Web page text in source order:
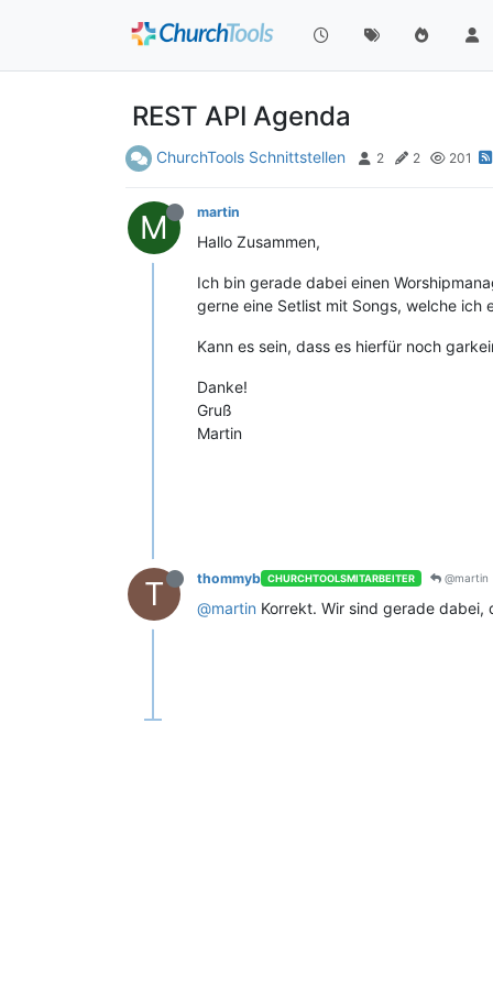
REST API Agenda
ChurchTools Schnittstellen 2 2 201
M martin
Hallo Zusammen,
Ich bin gerade dabei einen
gerne eine Setlist mit Songs, welche
Kann es sein, dass es hierfür noch
Danke!
Gruß
Martin
T thommyb CHURCHTOOLSMITARBEITER @martin
@martin Korrekt. Wir sind gerade dabei,